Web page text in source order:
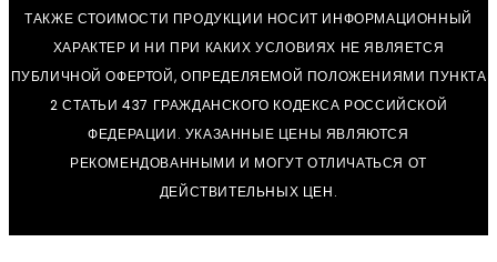
ТАКЖЕ СТОИМОСТИ ПРОДУКЦИИ НОСИТ ИНФОРМАЦИОННЫЙ
ХАРАКТЕР И НИ ПРИ КАКИХ УСЛОВИЯХ НЕ ЯВЛЯЕТСЯ
ПУБЛИЧНОЙ ОФЕРТОЙ, ОПРЕДЕЛЯЕМОЙ ПОЛОЖЕНИЯМИ ПУНКТА
2 СТАТЬИ 437 ГРАЖДАНСКОГО КОДЕКСА РОССИЙСКОЙ
ФЕДЕРАЦИИ. УКАЗАННЫЕ ЦЕНЫ ЯВЛЯЮТСЯ
РЕКОМЕНДОВАННЫМИ И МОГУТ ОТЛИЧАТЬСЯ ОТ
ДЕЙСТВИТЕЛЬНЫХ ЦЕН.